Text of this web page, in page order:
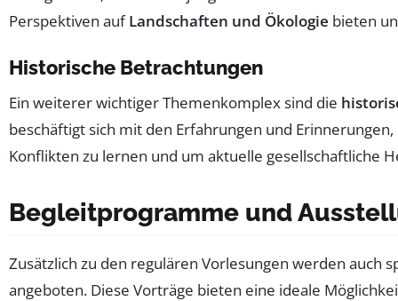
Perspektiven aufLandschaften und Ökologie bieten
Historische Betrachtungen
Ein weiterer wichtiger Themenkomplex sind die
beschäftigt sich mit den Erfahrungen und
Konflikten zu lernen und um aktuelle gesellschaftliche
Begleitprogramme und
Zusätzlich zu den regulären Vorlesungen werden auch
angeboten. Diese Vorträge bieten eine ideale